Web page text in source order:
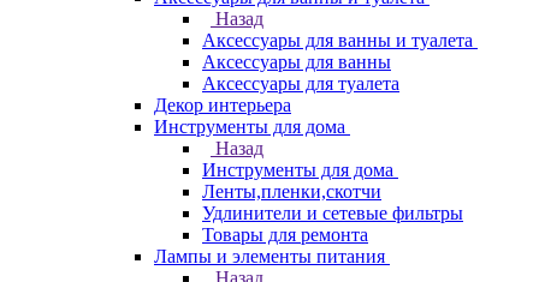
Назад
Аксессуары для ванны и туалета
Аксессуары для ванны
Аксессуары для туалета
Декор интерьера
Инструменты для дома
Назад
Инструменты для дома
Ленты,пленки,скотчи
Удлинители и сетевые фильтры
Товары для ремонта
Лампы и элементы питания
Назад